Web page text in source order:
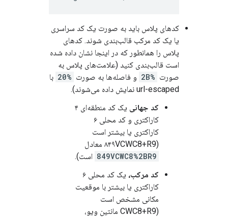
کدهای پلاس باید به صورت یک کد سراسری
یا یک کد مرکب قالب‌بندی شوند. کدهای
پلاس را همانطور که در اینجا نشان داده شده
است قالب‌بندی کنید (علامت‌های پلاس به
صورت %2B و فاصله‌ها به صورت %20
با
url-escaped نمایش داده می‌شوند).
کد جهانی
یک کد منطقه‌ای ۴
کاراکتری و کد محلی ۶
کاراکتری یا بیشتر است
(۸۴۹VCWC8+R9 معادل
849VCWC8%2BR9 است).
کد مرکب،
یک کد محلی ۶
کاراکتری یا بیشتر با موقعیت
مکانی مشخص است
(CWC8+R9 مانتین ویو،